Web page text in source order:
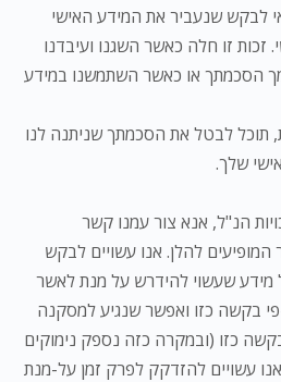
לבקש שנעביר את המידע האישי
זכות זו חלה כאשר השגנו ועיבדנו
הסכמתך או כאשר השתמשנו במידע
תוכל לבטל את הסכמתך שניתנה לנו
שלך.
הנ"ל, אנא צור עמנו קשר
להלן. אנו עשויים לבקש
מידע שעשוי להידרש על מנת לאשר
בקשה כזו ואפשר שנגיע למסקנה
כזו (ובמקרה כזה נספק נימוקים
עשויים להזדקק לפרק זמן על-מנת